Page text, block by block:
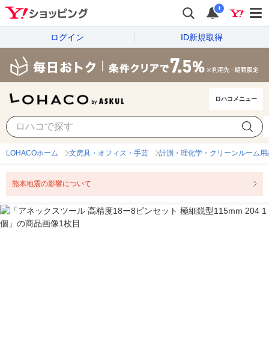
i
ログイン ID新規取得
ロハコメニュー
LOHACOホーム 文房具・オフィス・手芸 計測・理化学・クリーンルーム用
熊本地震の影響について